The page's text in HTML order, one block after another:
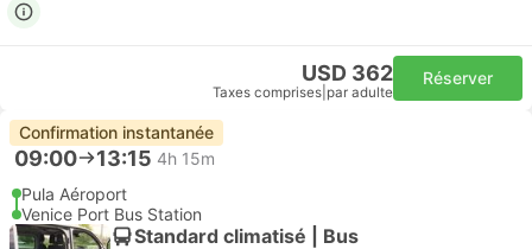
USD 362
Taxes comprises par adulte
Réserver
Confirmation instantanée
09:00 13:15 4h 15m
Pula Aéroport
Venice Port Bus Station
Standard climatisé | Bus